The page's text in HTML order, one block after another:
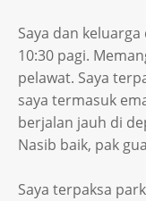
Saya dan
10:30 pagi.
pelawat. Saya
saya termasuk
berjalan jauh di
Nasib baik, pak
Saya terpaksa